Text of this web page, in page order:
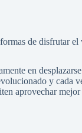
de disfrutar el
en
y cada
aprovechar